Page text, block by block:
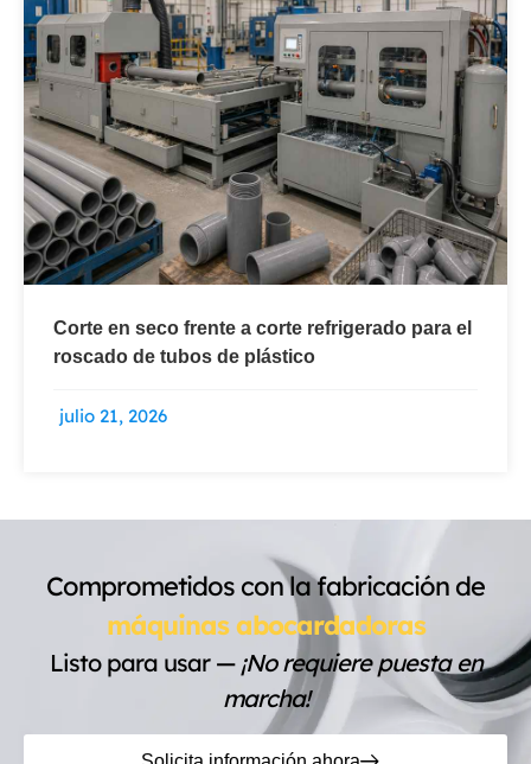
Corte en seco frente a corte refrigerado para el
roscado de tubos de plástico
julio 21, 2026
Comprometidos con la fabricación de
máquinas abocardadoras
Listo para usar — ¡No requiere puesta en
marcha!